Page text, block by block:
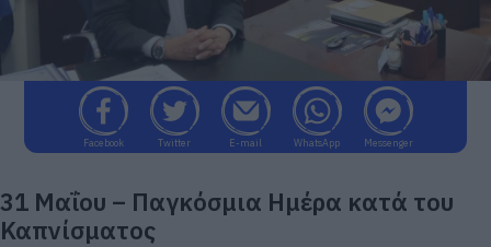
Facebook Twitter E-mail WhatsApp Messenger
31 Μαΐου – Παγκόσμια Ημέρα κατά του
Καπνίσματος